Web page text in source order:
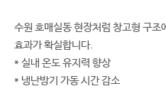
수원 호매실동 현장처럼 창고형 구
효과가 확실합니다.
* 실내 온도 유지력 향상
* 냉난방기 가동 시간 감소